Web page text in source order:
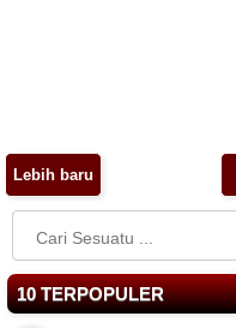
Lebih baru
10 TERPOPULER